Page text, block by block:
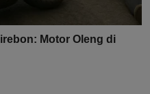
Motor Oleng di